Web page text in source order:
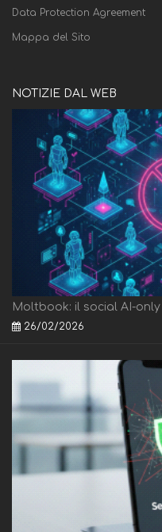
Data Protection Agreement
Mappa del Sito
NOTIZIE DAL WEB
Moltbook: il social AI-
26/02/2026